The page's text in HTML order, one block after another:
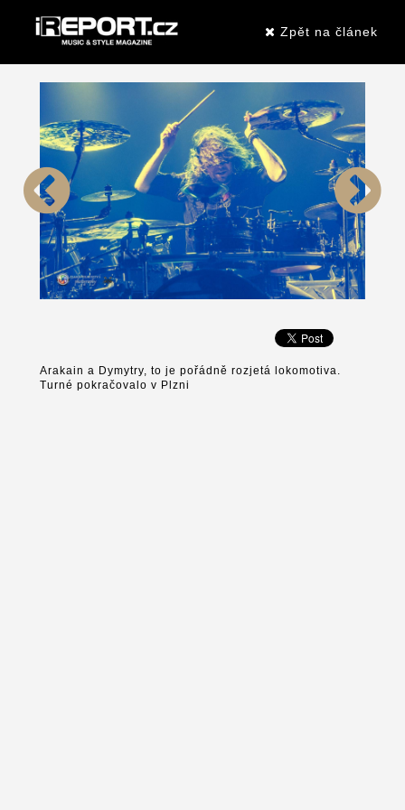
Zpět na článek
Arakain a Dymytry, to je pořádně rozjetá lokomotiva.
Turné pokračovalo v Plzni